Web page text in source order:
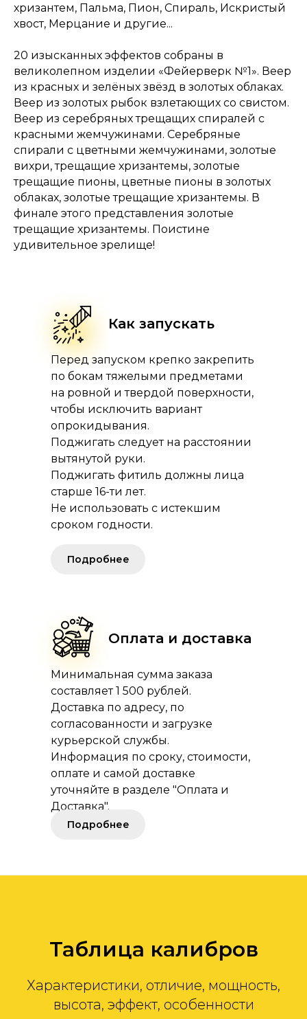
хризантем, Пальма, Пион, Спираль, Искристый
хвост, Мерцание и другие...
20 изысканных эффектов собраны в
великолепном изделии «Фейерверк №1». Веер
из красных и зелёных звёзд в золотых облаках.
Веер из золотых рыбок взлетающих со свистом.
Веер из серебряных трещащих спиралей с
красными жемчужинами. Серебряные
спирали с цветными жемчужинами, золотые
вихри, трещащие хризантемы, золотые
трещащие пионы, цветные пионы в золотых
облаках, золотые трещащие хризантемы. В
финале этого представления золотые
трещащие хризантемы. Поистине
удивительное зрелище!
Как запускать
Перед запуском крепко закрепить
по бокам тяжелыми предметами
на ровной и твердой поверхности,
чтобы исключить вариант
опрокидывания.
Поджигать следует на расстоянии
вытянутой руки.
Поджигать фитиль должны лица
старше 16-ти лет.
Не использовать с истекшим
сроком годности.
Оплата и доставка
Минимальная сумма заказа
составляет 1 500 рублей.
Доставка по адресу, по
согласованности и загрузке
курьерской службы.
Информация по сроку, стоимости,
оплате и самой доставке
уточняйте в разделе "Оплата и
Доставка".
Подробнее
Подробнее
Таблица калибров
Характеристики, отличие, мощность,
высота, эффект, особенности